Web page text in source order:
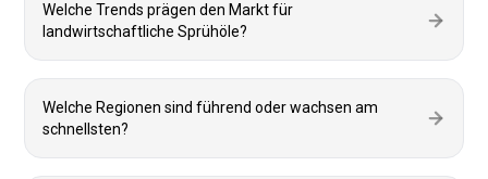
Welche Trends prägen den Markt für
landwirtschaftliche Sprühöle?
Welche Regionen sind führend oder wachsen am
schnellsten?